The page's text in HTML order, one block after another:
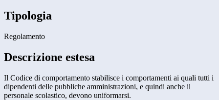
Tipologia
Regolamento
Descrizione estesa
Il Codice di comportamento stabilisce i comportamenti ai quali tutti i
dipendenti delle pubbliche amministrazioni, e quindi anche il
personale scolastico, devono uniformarsi.